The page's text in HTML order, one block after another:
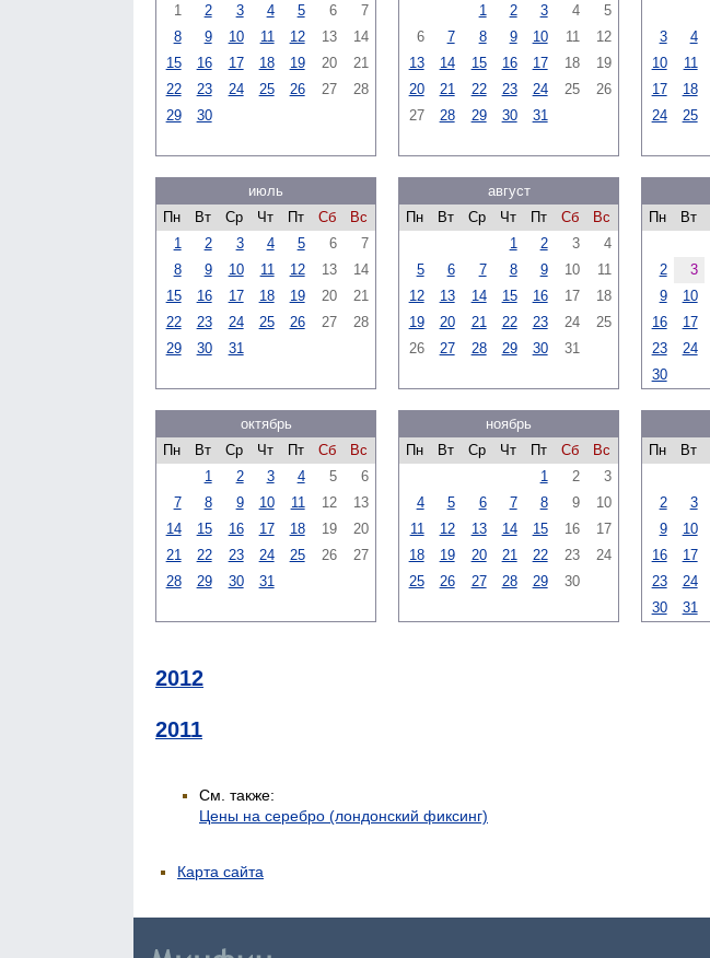
1
2 3 4 5 6
7
8
9 10 11 12 13
14
15
16 17 18 19 20
21
22
23 24 25 26 27
28
29
30
1
2 3 4
5
6
7 8 9 10 11
12
13
14 15 16 17 18
19
20
21 22 23 24 25
26
27
28 29 30 31
3
4
10
11
17
18
24
25
июль
Пн
Вт Ср Чт Пт Сб
Вс
1
2 3 4 5 6
7
8
9 10 11 12 13
14
15
16 17 18 19 20
21
22
23 24 25 26 27
28
29
30 31
август
Пн
Вт Ср Чт Пт Сб
Вс
1
2 3
4
5
6 7 8 9 10
11
12
13 14 15 16 17
18
19
20 21 22 23 24
25
26
27 28 29 30 31
Пн
Вт
2
3
9
10
16
17
23
24
30
октябрь
Пн
Вт Ср Чт Пт Сб
Вс
1
2 3 4 5
6
7
8 9 10 11 12
13
14
15 16 17 18 19
20
21
22 23 24 25 26
27
28
29 30 31
ноябрь
Пн
Вт Ср Чт Пт Сб
Вс
1
2
3
4
5 6 7 8 9
10
11
12 13 14 15 16
17
18
19 20 21 22 23
24
25
26 27 28 29 30
Пн
Вт
2
3
9
10
16
17
23
24
30
31
2012
2011
См. также:
Цены на серебро (лондонский фиксинг)
Карта сайта